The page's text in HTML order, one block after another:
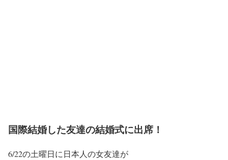
国際結婚した友達の結婚式に出席！
6/22の土曜日に日本人の女友達が